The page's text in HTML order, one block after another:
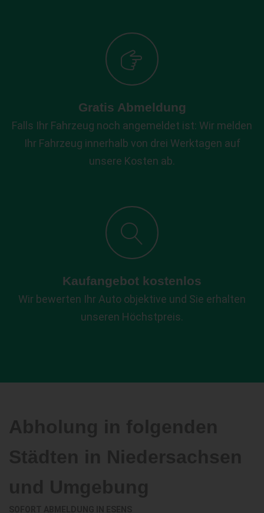
Gratis Abmeldung
Falls Ihr Fahrzeug noch angemeldet ist: Wir melden
Ihr Fahrzeug innerhalb von drei Werktagen auf
unsere Kosten ab.
Kaufangebot kostenlos
Wir bewerten Ihr Auto objektive und Sie erhalten
unseren Höchstpreis.